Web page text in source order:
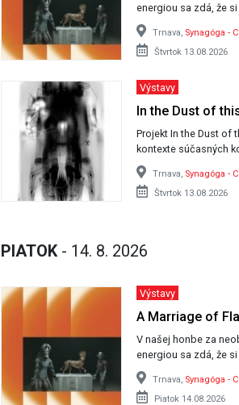
energiou sa zdá, že si
Trnava, Synagóga -
Štvrtok 13.08.2026
Výstavy
In the Dust of
Projekt In the Dust of
kontexte súčasných
Trnava, Synagóga -
Štvrtok 13.08.2026
PIATOK - 14. 8. 2026
Výstavy
A Marriage of
V našej honbe za
energiou sa zdá, že si
Trnava, Synagóga -
Piatok 14.08.2026